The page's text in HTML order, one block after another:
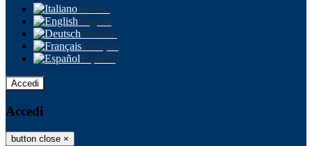
Italiano
English
Deutsch
Français
Español
Accedi
Accedi
button close ×